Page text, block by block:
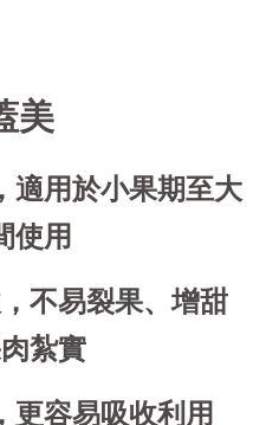
美
適用於小果期至大
使用
不易裂果、增甜
紮實
更容易吸收利用